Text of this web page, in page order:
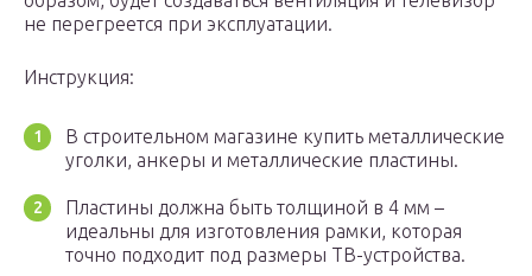
не перегреется при эксплуатации.
Инструкция:
В строительном магазине купить металлические
уголки, анкеры и металлические пластины.
Пластины должна быть толщиной в 4 мм –
идеальны для изготовления рамки, которая
точно подходит под размеры ТВ-устройства.